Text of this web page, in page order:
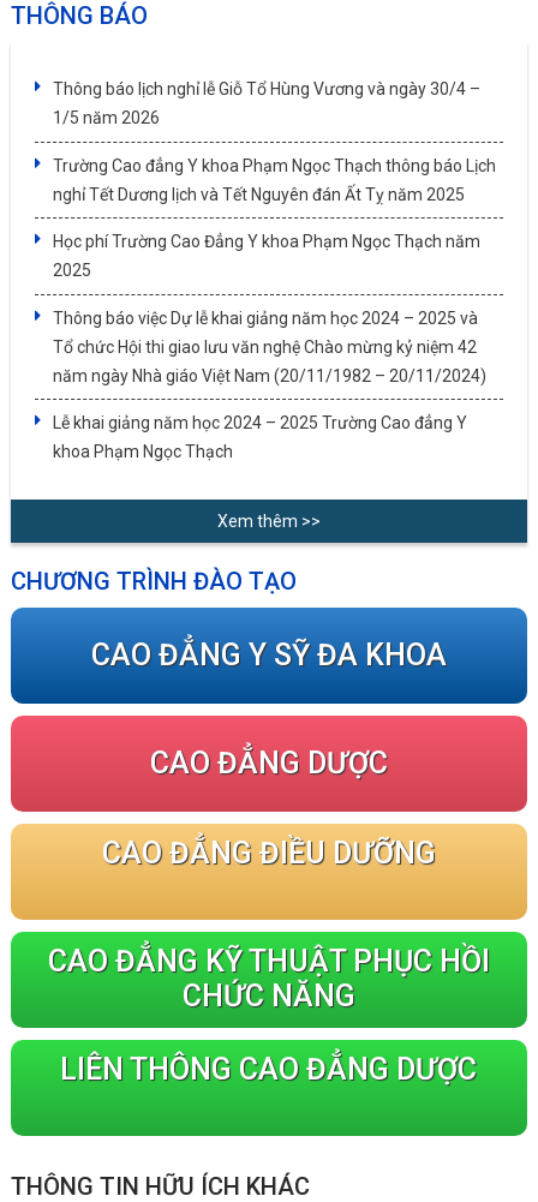
THÔNG BÁO
Thông báo lịch nghỉ lễ Giỗ Tổ Hùng Vương và ngày 30/4 –
1/5 năm 2026
Trường Cao đẳng Y khoa Phạm Ngọc Thạch thông báo Lịch
nghỉ Tết Dương lịch và Tết Nguyên đán Ất Tỵ năm 2025
Học phí Trường Cao Đẳng Y khoa Phạm Ngọc Thạch năm
2025
Thông báo việc Dự lễ khai giảng năm học 2024 – 2025 và
Tổ chức Hội thi giao lưu văn nghệ Chào mừng kỷ niệm 42
năm ngày Nhà giáo Việt Nam (20/11/1982 – 20/11/2024)
Lễ khai giảng năm học 2024 – 2025 Trường Cao đẳng Y
khoa Phạm Ngọc Thạch
Xem thêm >>
CHƯƠNG TRÌNH ĐÀO TẠO
CAO ĐẲNG Y SỸ ĐA KHOA
CAO ĐẲNG DƯỢC
CAO ĐẲNG ĐIỀU DƯỠNG
CAO ĐẲNG KỸ THUẬT PHỤC HỒI
CHỨC NĂNG
LIÊN THÔNG CAO ĐẲNG DƯỢC
THÔNG TIN HỮU ÍCH KHÁC